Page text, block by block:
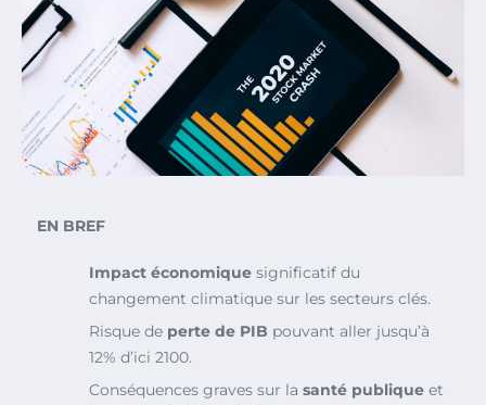
EN BREF
Impact économique significatif du
changement climatique sur les secteurs clés.
Risque de perte de PIB pouvant aller jusqu’à
12% d’ici 2100.
Conséquences graves sur la santé publique et